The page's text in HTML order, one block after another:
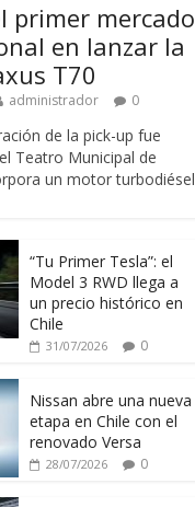
primer mercado
en lanzar la
T70
administrador 0
de la pick-up fue
Teatro Municipal de
un motor turbodiésel
“Tu Primer Tesla”: el
Model 3 RWD llega a
un precio histórico en
Chile
31/07/2026 0
Nissan abre una nueva
etapa en Chile con el
renovado Versa
28/07/2026 0